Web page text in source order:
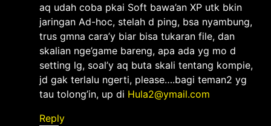
aq udah coba pkai Soft bawa’an XP utk bkin
jaringan Ad-hoc, stelah d ping, bsa nyambung,
trus gmna cara’y biar bisa tukaran file, dan
skalian nge’game bareng, apa ada yg mo d
setting lg, soal’y aq buta skali tentang kompie,
jd gak terlalu ngerti, please….bagi teman2 yg
tau tolong’in, up di Hula2@ymail.com
Reply